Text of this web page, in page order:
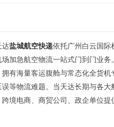
达盐城航空快递依托广州白云国际
场加急航空物流一站式门到门业务
有海量客运腹舱与常态化全货机
等物流难题。当天达长期与各大
境电商、商贸公司、政企单位提